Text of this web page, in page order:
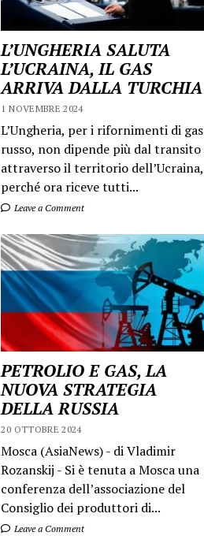
L’UNGHERIA SALUTA
L’UCRAINA, IL GAS
ARRIVA DALLA TURCHIA
1 NOVEMBRE 2024
L’Ungheria, per i rifornimenti di gas
russo, non dipende più dal transito
attraverso il territorio dell’Ucraina,
perché ora riceve tutti...
Leave a Comment
PETROLIO E GAS, LA
NUOVA STRATEGIA
DELLA RUSSIA
20 OTTOBRE 2024
Mosca (AsiaNews) - di Vladimir
Rozanskij - Si è tenuta a Mosca una
conferenza dell’associazione del
Consiglio dei produttori di...
Leave a Comment